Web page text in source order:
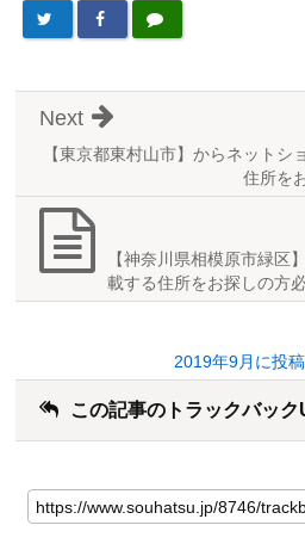
【東京都東村山市】からネットシ
住所を
Next
【神奈川県相模原市緑区
載する住所をお探しの方必
2019年9月に投
この記事のトラックバッ